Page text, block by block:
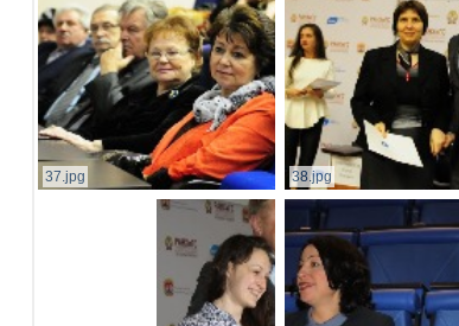
37.jpg 38.jpg